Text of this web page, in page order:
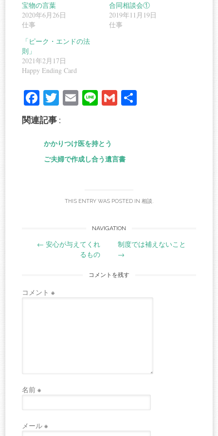
宝物の言葉
2020年6月26日
仕事
合同相談会①
2019年11月19日
仕事
「ピーク・エンドの法
則」
2021年2月17日
Happy Ending Card
Fa
ce
bo
ok
T
wi
tte
r
E Li G
関連記事 :
かかりつけ医を持とう
ご夫婦で作成し合う遺言書
THIS ENTRY WAS POSTED IN 相談.
navigation
NAVIGATION
← 安心が与えてくれ
るもの
制度では補えないこと
→
コメントを残す
コメント※
名前※
メール※